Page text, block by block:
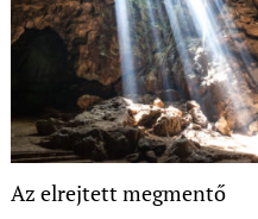
Az elrejtett megmentő